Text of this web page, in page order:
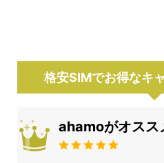
格安SIMでお得なキ
ahamoがオスス